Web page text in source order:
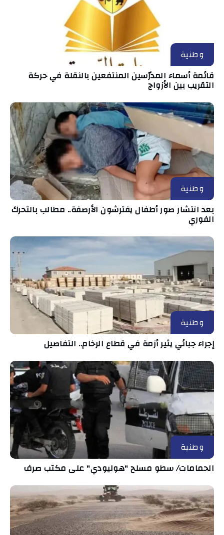
وطنية
قائمة أسماء المدرّسين المنتفعين بالنقلة في حركة
التقريب بين الأزواج
وطنية
بعد انتشار صور أطفال يفترشون الأرصفة.. مطالب بالتحرك
الفوري
وطنية
إجراء جبائي يثير أزمة في قطاع الرخام.. التفاصيل
وطنية
الحمامات/ سطو مسلح "هوليودي" على مكتب صرف